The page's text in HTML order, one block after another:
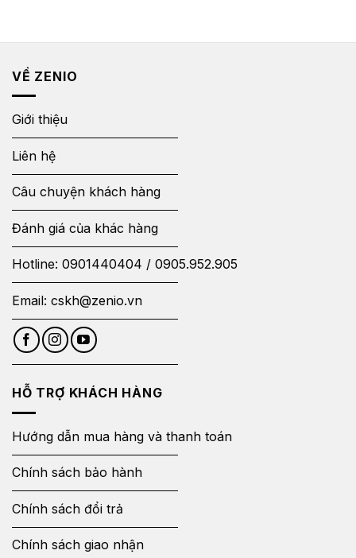
VỀ ZENIO
Giới thiệu
Liên hệ
Câu chuyện khách hàng
Đánh giá của khác hàng
Hotline: 0901440404 / 0905.952.905
Email: cskh@zenio.vn
HỖ TRỢ KHÁCH HÀNG
Hướng dẫn mua hàng và thanh toán
Chính sách bảo hành
Chính sách đổi trả
Chính sách giao nhận